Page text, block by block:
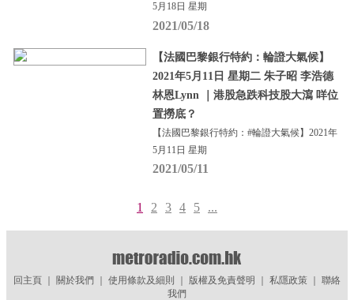
5月18日 星期
2021/05/18
【法國巴黎銀行特約：輪證大氣候】
2021年5月11日 星期二 朱子昭 李浩德
林恩Lynn ｜港股急跌科技股大瀉 咩位
置撈底？
【法國巴黎銀行特約：#輪證大氣候】2021年
5月11日 星期
2021/05/11
1 2 3 4 5 ...
回主頁｜ 關於我們 使用條款及細則 版權及免責聲明 私隱政策｜ 聯絡
我們